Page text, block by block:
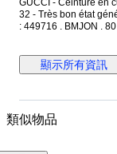
GUCCI - Ceinture en
32 - Très bon état général. Fabriquée en Italie - Code produit,
: 449716 . BMJON .
avec l'inscription "Gucci" gravée. Dimensions :
Largeur du cuir 4 cm -
présente des micros
顯示所有資訊
類似物品